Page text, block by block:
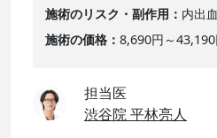
施術のリスク・副作用
内出
施術の価格
8,690円～
担当医
渋谷院 平林亮人